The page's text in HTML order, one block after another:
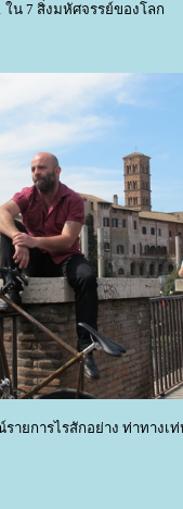
ใน 7 สิ่งมหัศจรรย์ของโลก
ยการไรสักอย่าง ท่าทางเท่